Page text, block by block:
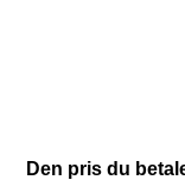
Den pris du